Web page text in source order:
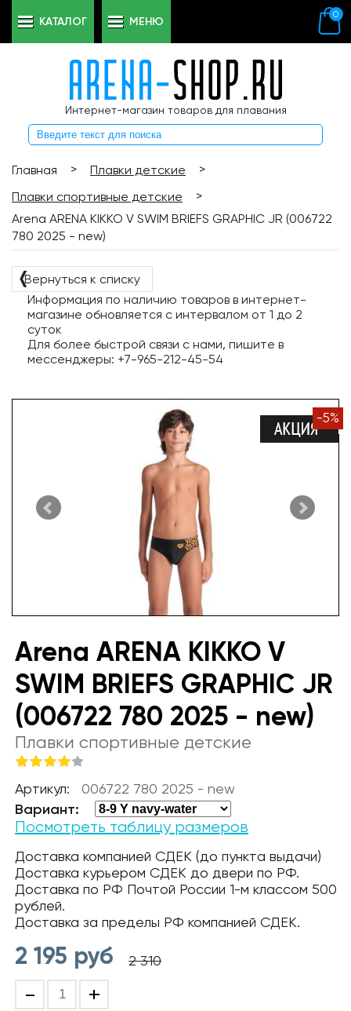
Интернет-магазин товаров для плавания
0
КАТАЛОГ МЕНЮ
Главная > Плавки детские
>
Плавки спортивные детские
>
Arena ARENA KIKKO V SWIM BRIEFS GRAPHIC JR (006722
780 2025 - new)
❬Вернуться к списку
Информация по наличию товаров в интернет-
магазине обновляется с интервалом от 1 до 2
суток
Для более быстрой связи с нами, пишите в
мессенджеры: +7-965-212-45-54
-5%
Arena ARENA KIKKO V
SWIM BRIEFS GRAPHIC JR
(006722 780 2025 - new)
Плавки спортивные детские
Артикул: 006722 780 2025 - new
Вариант:
Посмотреть таблицу размеров
Доставка компанией СДЕК (до пункта выдачи)
Доставка курьером СДЕК до двери по РФ.
Доставка по РФ Почтой России 1-м классом 500
рублей.
Доставка за пределы РФ компанией СДЕК.
2 195 руб 2 310
- +